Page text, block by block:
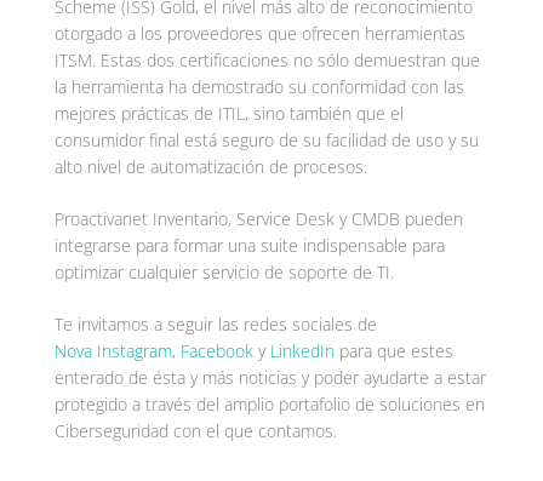
Scheme (ISS) Gold, el nivel más alto de reconocimiento
otorgado a los proveedores que ofrecen herramientas
ITSM. Estas dos certificaciones no sólo demuestran que
la herramienta ha demostrado su conformidad con las
mejores prácticas de ITIL, sino también que el
consumidor final está seguro de su facilidad de uso y su
alto nivel de automatización de procesos.
Proactivanet Inventario, Service Desk y CMDB pueden
integrarse para formar una suite indispensable para
optimizar cualquier servicio de soporte de TI.
Te invitamos a seguir las redes sociales de
Nova Instagram, Facebooky LinkedInpara que estes
enterado de ésta y más noticias y poder ayudarte a estar
protegido a través del amplio portafolio de soluciones en
Ciberseguridad con el que contamos.